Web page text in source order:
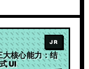
JR
核心能力：结
UI